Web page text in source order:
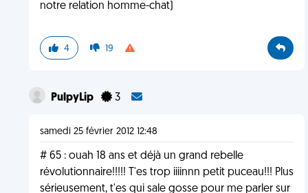
notre relation homme-chat)
4 19
PulpyLip 3
samedi 25 février 2012 12:48
# 65 : ouah 18 ans et déjà un grand rebelle
révolutionnaire!!!!! T'es trop iiiinnn petit puceau!!! Plus
sérieusement, t'es qui sale gosse pour me parler sur